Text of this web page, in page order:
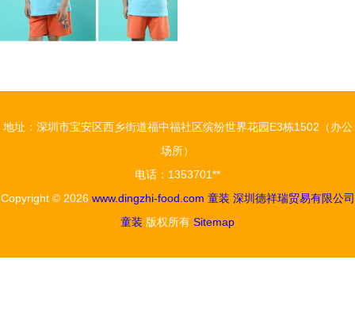
地址：深圳市宝安区西乡街道福中福社区缤纷世界花园E3栋1502（办公
场所）
电话：1353701**
Copyright © 2026 www.dingzhi-food.com 童装 深圳德祥瑞贸易有限公司
童装 版权所有 Sitemap